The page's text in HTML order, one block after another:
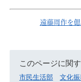
遠藤周作を
このページに関
市民生活部 文化